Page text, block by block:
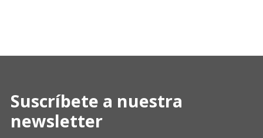
Suscríbete a nuestra
newsletter